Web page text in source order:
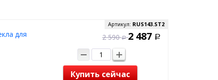
для
Артикул: RUS143.ST2
2 590 Р 2 487 Р
Купить сейчас